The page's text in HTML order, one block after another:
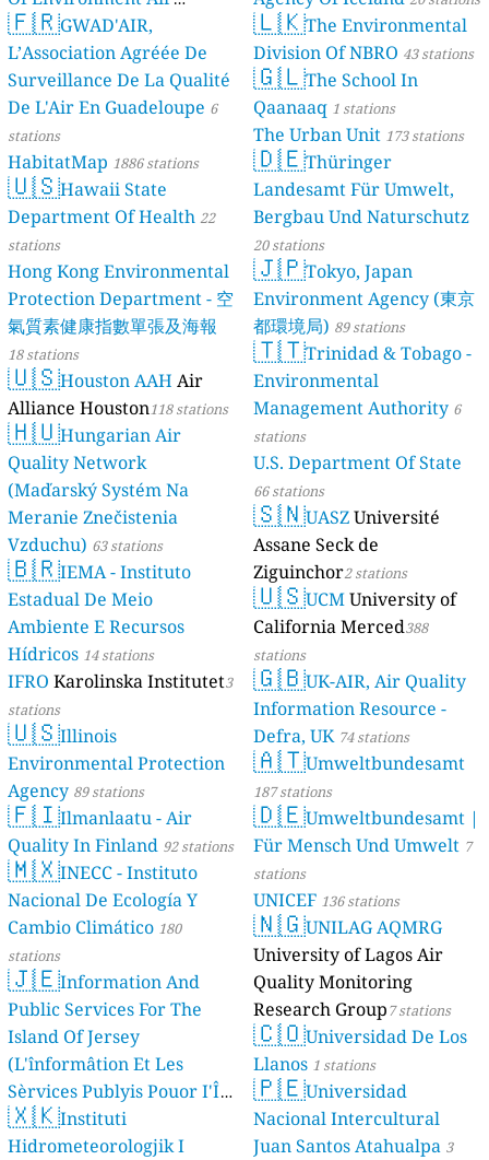
Quality Monitoring
stations
🇫🇷GWAD'AIR,
L’Association Agréée De
Surveillance De La Qualité
De L'Air En Guadeloupe 6
stations
HabitatMap 1886 stations
🇺🇸Hawaii State
Department Of Health 22
stations
Hong Kong Environmental
Protection Department - 空
氣質素健康指數單張及海報
18 stations
🇺🇸Houston AAH Air
Alliance Houston118 stations
🇭🇺Hungarian Air
Quality Network
(Maďarský Systém Na
Meranie Znečistenia
Vzduchu) 63 stations
🇧🇷IEMA - Instituto
Estadual De Meio
Ambiente E Recursos
Hídricos 14 stations
IFRO Karolinska Institutet3
stations
🇺🇸Illinois
Environmental Protection
Agency 89 stations
🇫🇮Ilmanlaatu - Air
Quality In Finland 92 stations
🇲🇽INECC - Instituto
Nacional De Ecología Y
Cambio Climático 180
stations
🇯🇪Information And
Public Services For The
Island Of Jersey
(L'înformâtion Et Les
Sèrvices Publyis Pouor I'Île
Dé Jèrri) 2 stations
🇽🇰Instituti
Hidrometeorologjik I
🇱🇰The Environmental
Division Of NBRO 43 stations
🇬🇱The School In
Qaanaaq 1 stations
The Urban Unit 173 stations
🇩🇪Thüringer
Landesamt Für Umwelt,
Bergbau Und Naturschutz
20 stations
🇯🇵Tokyo, Japan
Environment Agency (東京
都環境局) 89 stations
🇹🇹Trinidad & Tobago -
Environmental
Management Authority 6
stations
U.S. Department Of State
66 stations
🇸🇳UASZUniversité
Assane Seck de
Ziguinchor2 stations
🇺🇸UCMUniversity of
California Merced388
stations
🇬🇧UK-AIR, Air Quality
Information Resource -
Defra, UK 74 stations
🇦🇹Umweltbundesamt
187 stations
🇩🇪Umweltbundesamt |
Für Mensch Und Umwelt 7
stations
UNICEF 136 stations
🇳🇬UNILAG AQMRG
University of Lagos Air
Quality Monitoring
Research Group7 stations
🇨🇴Universidad De Los
Llanos 1 stations
🇵🇪Universidad
Nacional Intercultural
Juan Santos Atahualpa 3